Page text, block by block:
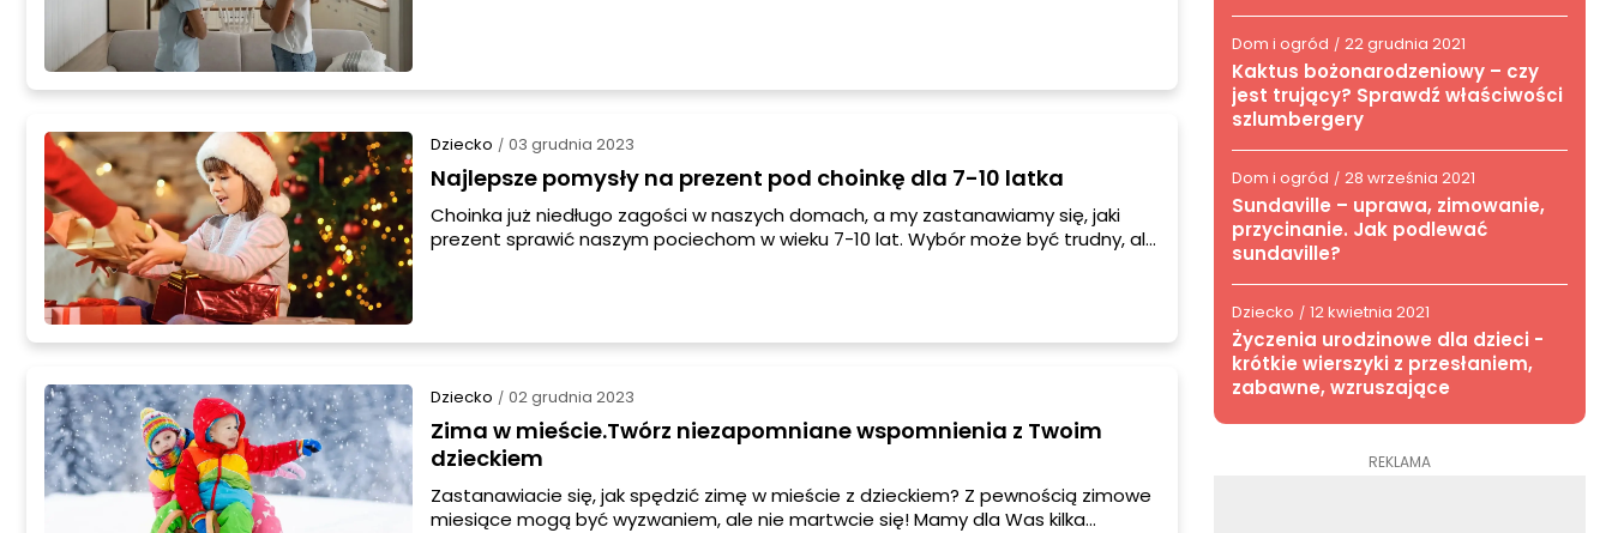
Dziecko / 03 grudnia 2023
Najlepsze pomysły na prezent pod choinkę dla 7-10 latka
Choinka już niedługo zagości w naszych domach, a my zastanawiamy się, jaki
prezent sprawić naszym pociechom w wieku 7-10 lat. Wybór może być trudny, ale
Dziecko / 02 grudnia 2023
Zima w mieście.Twórz niezapomniane wspomnienia z Twoim
dzieckiem
Zastanawiacie się, jak spędzić zimę w mieście z dzieckiem? Z pewnością zimowe
miesiące mogą być wyzwaniem, ale nie martwcie się! Mamy dla Was kilka
Dom i ogród / 22 grudnia 2021
Kaktus bożonarodzeniowy – czy
jest trujący? Sprawdź właściwości
szlumbergery
Dom i ogród / 28 września 2021
Sundaville – uprawa, zimowanie,
przycinanie. Jak podlewać
sundaville?
Dziecko / 12 kwietnia 2021
Życzenia urodzinowe dla dzieci -
krótkie wierszyki z przesłaniem,
zabawne, wzruszające
REKLAMA